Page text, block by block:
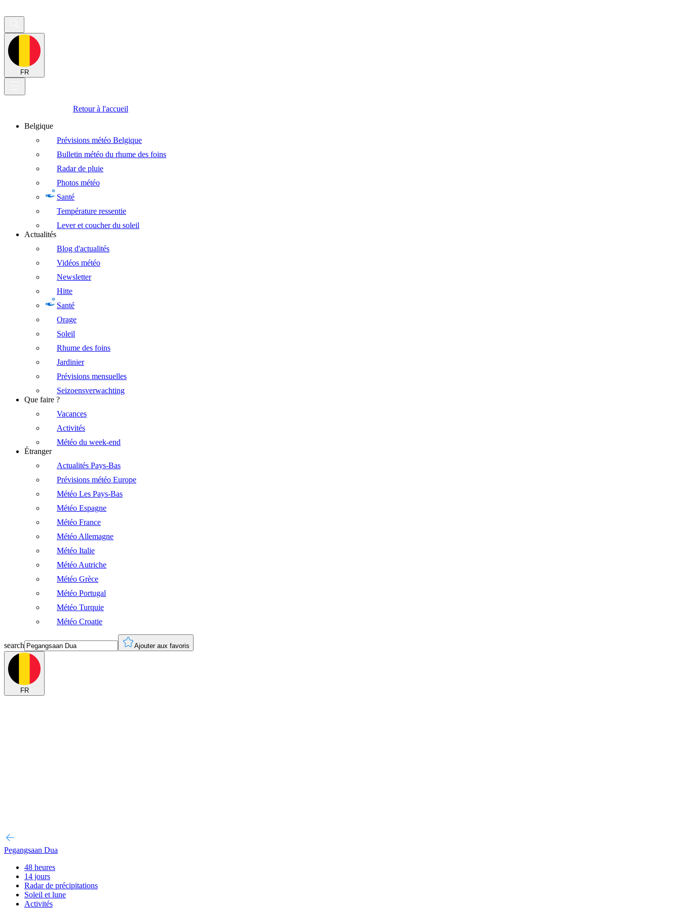
FR
Retour à l'accueil
Belgique
Prévisions météo Belgique
Bulletin météo du rhume des foins
Radar de pluie
Photos météo
Santé
Température ressentie
Lever et coucher du soleil
Actualités
Blog d'actualités
Vidéos météo
Newsletter
Hitte
Santé
Orage
Soleil
Rhume des foins
Jardinier
Prévisions mensuelles
Seizoensverwachting
Que faire ?
Vacances
Activités
Météo du week-end
Étranger
Actualités Pays-Bas
Prévisions météo Europe
Météo Les Pays-Bas
Météo Espagne
Météo France
Météo Allemagne
Météo Italie
Météo Autriche
Météo Grèce
Météo Portugal
Météo Turquie
Météo Croatie
search Ajouter aux favoris
FR
Pegangsaan Dua
48 heures
14 jours
Radar de précipitations
Soleil et lune
Activités